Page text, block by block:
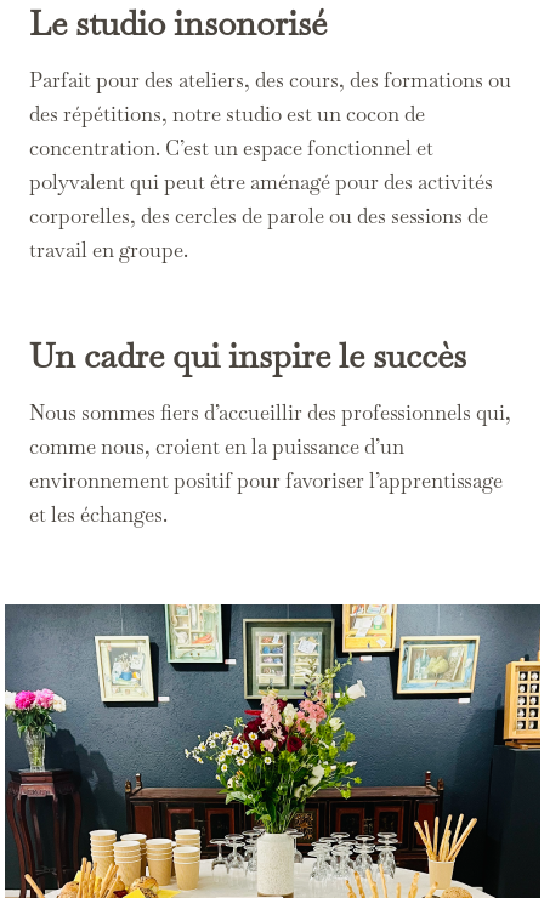
Le studio insonorisé
Parfait pour des ateliers, des cours, des formations ou
des répétitions, notre studio est un cocon de
concentration. C’est un espace fonctionnel et
polyvalent qui peut être aménagé pour des activités
corporelles, des cercles de parole ou des sessions de
travail en groupe.
Un cadre qui inspire le succès
Nous sommes fiers d’accueillir des professionnels qui,
comme nous, croient en la puissance d’un
environnement positif pour favoriser l’apprentissage
et les échanges.